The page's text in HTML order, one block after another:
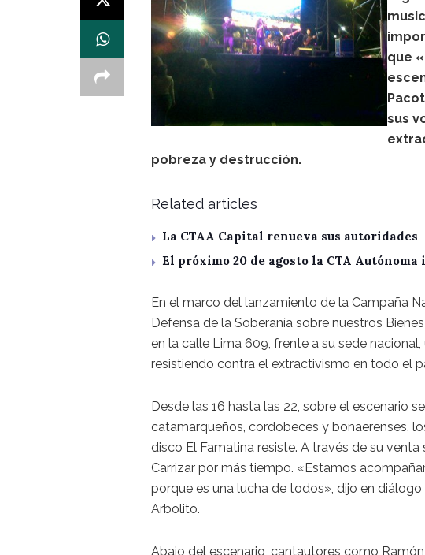
que
sus
pobreza y destrucción.
Related articles
La CTAA Capital renueva sus autoridades
El próximo 20 de agosto la CTA
En el marco del lanzamiento de la Campaña
Defensa de la Soberanía sobre nuestros
en la calle Lima 609, frente a su sede
resistiendo contra el extractivismo en todo el
Desde las 16 hasta las 22, sobre el escenario
catamarqueños, cordobeces y bonaerenses,
disco El Famatina resiste. A través de su
Carrizar por más tiempo. «Estamos
porque es una lucha de todos», dijo en
Arbolito.
Abajo del escenario, cantautores como